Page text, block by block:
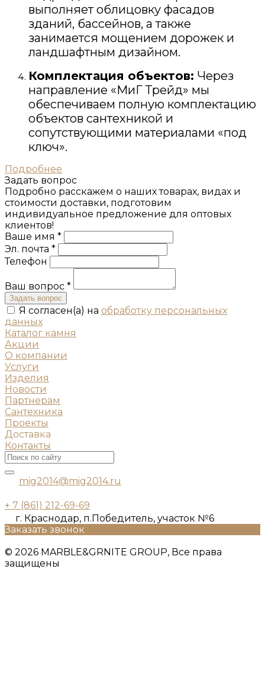
выполняет облицовку фасадов
зданий, бассейнов, а также
занимается мощением дорожек и
ландшафтным дизайном.
Комплектация объектов: Через
направление «МиГ Трейд» мы
обеспечиваем полную комплектацию
объектов сантехникой и
сопутствующими материалами «под
ключ».
Подробнее
Задать вопрос
Подробно расскажем о наших товарах, видах и
стоимости доставки, подготовим
индивидуальное предложение для оптовых
клиентов!
Ваше имя *
Эл. почта *
Телефон
Ваш вопрос *
Задать вопрос
Я согласен(а) на обработку персональных
данных
Каталог камня
Акции
О компании
Услуги
Изделия
Новости
Партнерам
Сантехника
Проекты
Доставка
Контакты
mig2014@mig2014.ru
+ 7 (861) 212-69-69
г. Краснодар, п.Победитель, участок №6
Заказать звонок
© 2026 MARBLE&GRNITE GROUP, Все права
защищены